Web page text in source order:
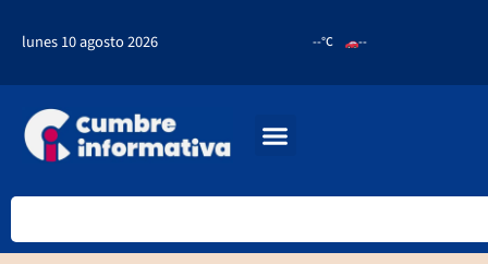
lunes 10 agosto 2026 --°C --